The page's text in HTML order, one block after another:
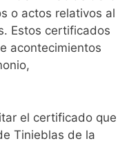
o actos relativos al
Estos certificados
acontecimientos
el certificado que
Tinieblas de la